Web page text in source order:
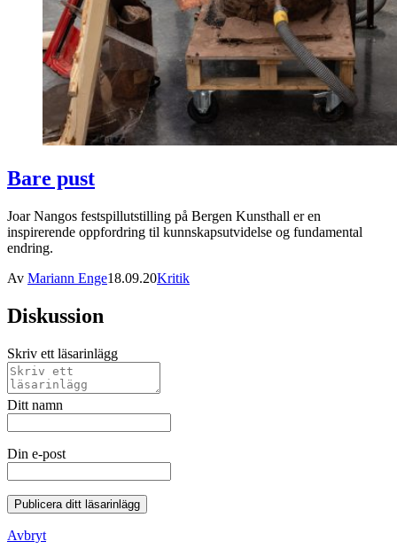
Bare pust
Joar Nangos festspillutstilling på Bergen Kunsthall er en
inspirerende oppfordring til kunnskapsutvidelse og fundamental
endring.
Av Mariann Enge18.09.20Kritik
Diskussion
Skriv ett läsarinlägg
Ditt namn
Din e-post
Publicera ditt läsarinlägg
Avbryt